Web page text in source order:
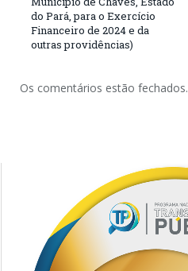
do Pará, para o Exercício
Financeiro de 2024 e da
outras providências)
Os comentários estão fechados.